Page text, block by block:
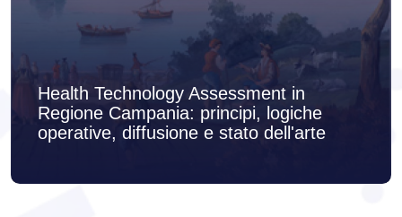
Health Technology Assessment in
Regione Campania: principi, logiche
operative, diffusione e stato dell'arte